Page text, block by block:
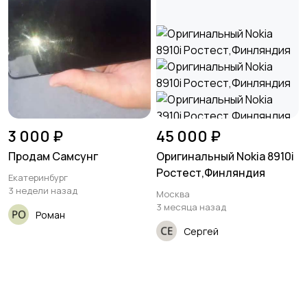
3 000 ₽
Продам Самсунг
Екатеринбург
3 недели назад
Роман
45 000 ₽
Оригинальный Nokia 8910i
Ростест,Финляндия
Москва
3 месяца назад
Сергей